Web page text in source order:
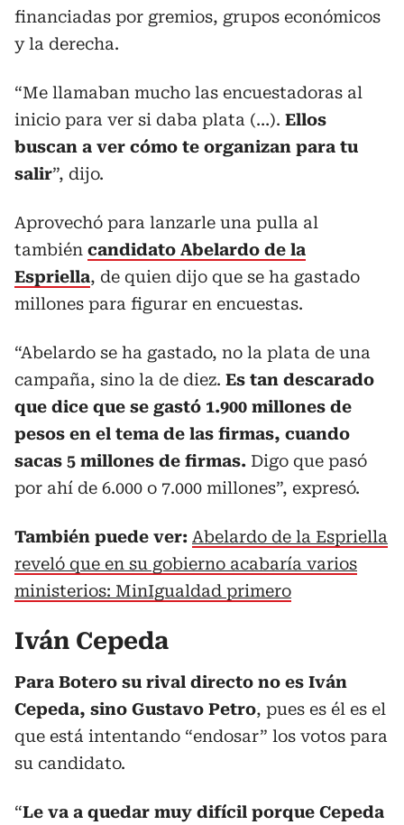
financiadas por gremios, grupos económicos
y la derecha.
“Me llamaban mucho las encuestadoras al
inicio para ver si daba plata (…). Ellos
buscan a ver cómo te organizan para tu
salir”, dijo.
Aprovechó para lanzarle una pulla al
también candidato Abelardo de la
Espriella, de quien dijo que se ha gastado
millones para figurar en encuestas.
“Abelardo se ha gastado, no la plata de una
campaña, sino la de diez. Es tan descarado
que dice que se gastó 1.900 millones de
pesos en el tema de las firmas, cuando
sacas 5 millones de firmas. Digo que pasó
por ahí de 6.000 o 7.000 millones”, expresó.
También puede ver: Abelardo de la Espriella
reveló que en su gobierno acabaría varios
ministerios: MinIgualdad primero
Iván Cepeda
Para Botero su rival directo no es Iván
Cepeda, sino Gustavo Petro, pues es él es el
que está intentando “endosar” los votos para
su candidato.
“Le va a quedar muy difícil porque Cepeda